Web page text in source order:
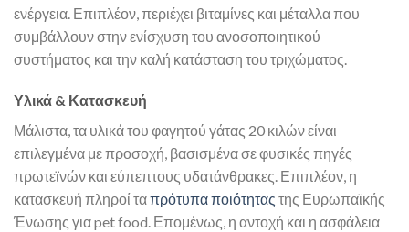
ενέργεια. Επιπλέον, περιέχει βιταμίνες και μέταλλα που
συμβάλλουν στην ενίσχυση του ανοσοποιητικού
συστήματος και την καλή κατάσταση του τριχώματος.
Υλικά & Κατασκευή
Μάλιστα, τα υλικά του φαγητού γάτας 20 κιλών είναι
επιλεγμένα με προσοχή, βασισμένα σε φυσικές πηγές
πρωτεϊνών και εύπεπτους υδατάνθρακες. Επιπλέον, η
κατασκευή πληροί ταπρότυπα ποιότητας της Ευρωπαϊκής
Ένωσης για pet food. Επομένως, η αντοχή και η ασφάλεια